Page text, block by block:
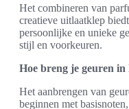
Het combineren van
creatieve uitlaatklep
persoonlijke en unieke
stijl en voorkeuren.
Hoe breng je geuren in
Het aanbrengen van
beginnen met